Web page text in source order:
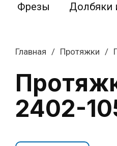
Фрезы Долбяки
Главная / Протяжки /
2402-